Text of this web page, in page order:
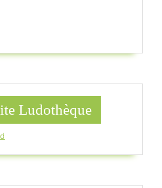
Ludothèque